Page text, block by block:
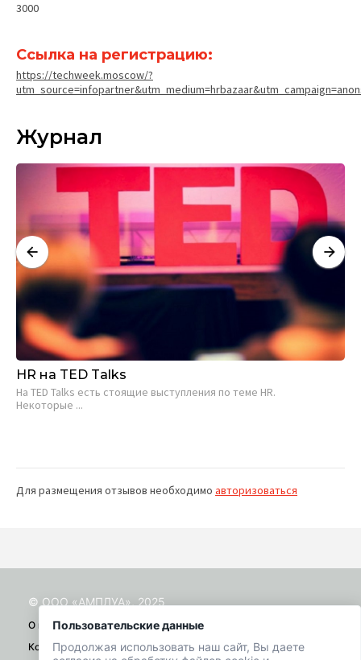
3000
Ссылка на регистрацию:
https://techweek.moscow/?
Журнал
HR на TED Talks
На TED Talks есть стоящие выступления по теме HR.
Некоторые ...
Для размещения отзывов необходимо авторизоваться
Пользовательские данные
Продолжая использовать наш сайт, Вы даете
© ООО «АМПЛУА», 2025
О проекте
Контакты